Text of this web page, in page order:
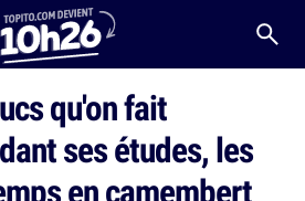
qu'on fait
ses études, les
en camembert